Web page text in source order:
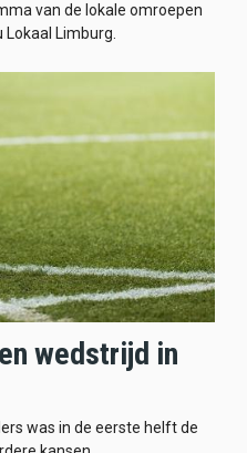
van de lokale omroepen
Lokaal Limburg.
wedstrijd in
was in de eerste helft de